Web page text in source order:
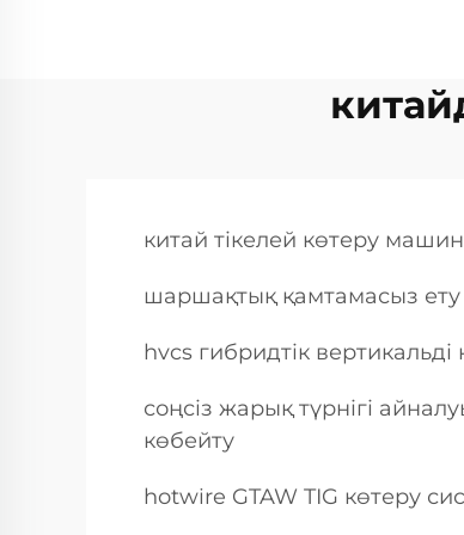
китай тікелей көтеру
шаршақтық қамтамасыз
hvcs гибридтік
соңсіз жарық түрнігі
көбейту
hotwire GTAW TIG көтеру